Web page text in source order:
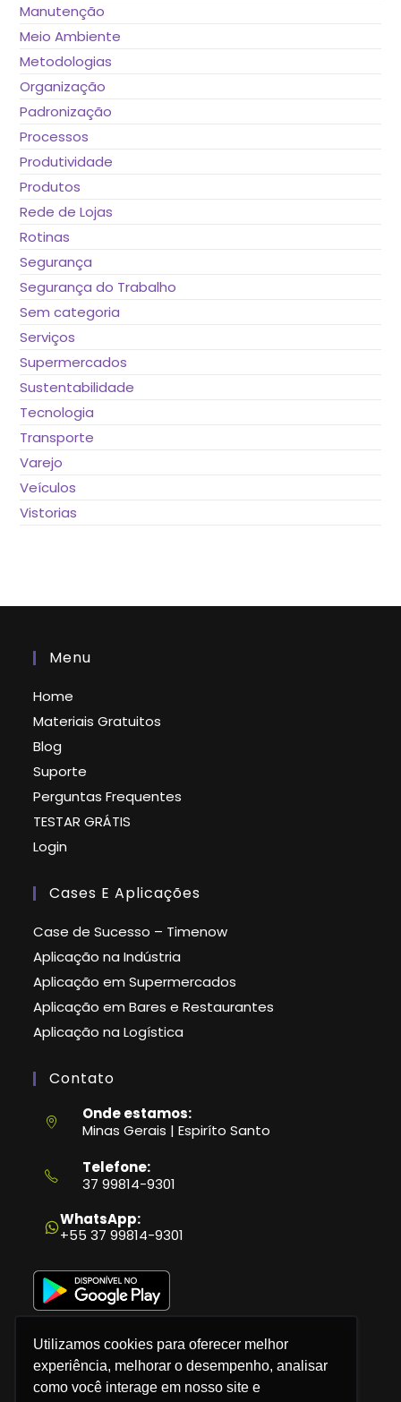
Utilizamos cookies para oferecer melhor
experiência, melhorar o desempenho, analisar
como você interage em nosso site e
Manutenção
Meio Ambiente
Metodologias
Organização
Padronização
Processos
Produtividade
Produtos
Rede de Lojas
Rotinas
Segurança
Segurança do Trabalho
Sem categoria
Serviços
Supermercados
Sustentabilidade
Tecnologia
Transporte
Varejo
Veículos
Vistorias
Menu
Home
Materiais Gratuitos
Blog
Suporte
Perguntas Frequentes
TESTAR GRÁTIS
Login
Cases E Aplicações
Case de Sucesso – Timenow
Aplicação na Indústria
Aplicação em Supermercados
Aplicação em Bares e Restaurantes
Aplicação na Logística
Contato
Onde estamos:
Minas Gerais | Espiríto Santo
Telefone:
37 99814-9301
em
seu
aplicativo
WhatsApp:
+55 37 99814-9301
Política de Privacidade